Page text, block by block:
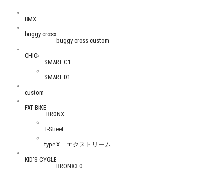
BMX
buggy cross
buggy cross custom
CHIC
SMART C1
SMART D1
custom
FAT BIKE
BRONX
T-Street
type X エクストリーム
KID'S CYCLE
BRONX3.0